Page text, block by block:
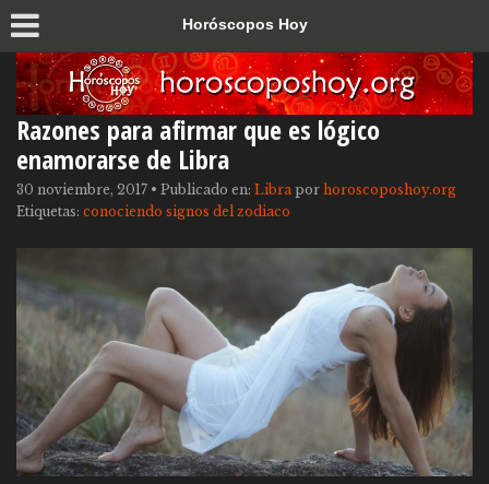
Horóscopos Hoy
Razones para afirmar que es lógico
enamorarse de Libra
30 noviembre, 2017 • Publicado en: Libra por horoscoposhoy.org
Etiquetas: conociendo signos del zodiaco